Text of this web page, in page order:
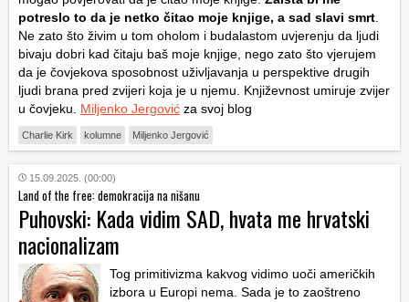
potreslo to da je netko čitao moje knjige, a sad slavi smrt.
Ne zato što živim u tom oholom i budalastom uvjerenju da ljudi
bivaju dobri kad čitaju baš moje knjige, nego zato što vjerujem
da je čovjekova sposobnost uživljavanja u perspektive drugih
ljudi brana pred zvijeri koja je u njemu. Književnost umiruje zvijer
u čovjeku. Miljenko Jergović za svoj blog
Charlie Kirk kolumne Miljenko Jergović
15.09.2025. (00:00)
Land of the free: demokracija na nišanu
Puhovski: Kada vidim SAD, hvata me hrvatski
nacionalizam
Tog primitivizma kakvog vidimo uoči američkih
izbora u Europi nema. Sada je to zaoštreno